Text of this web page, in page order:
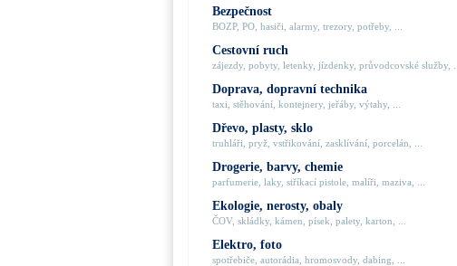
Bezpečnost
BOZP, PO, hasiči, alarmy, trezory, potřeby, ...
Cestovní ruch
zájezdy, pobyty, letenky, jízdenky, průvodcovské služby, ...
Doprava, dopravní technika
taxi, stěhování, kontejnery, jeřáby, výtahy, ...
Dřevo, plasty, sklo
truhláři, pryž, vstřikování, zasklívání, porcelán, ...
Drogerie, barvy, chemie
parfumerie, laky, stříkací pistole, malíři, maziva, ...
Ekologie, nerosty, obaly
ČOV, skládky, kámen, písek, palety, karton, ...
Elektro, foto
spotřebiče, autorádia, hromosvody, dabing, ...